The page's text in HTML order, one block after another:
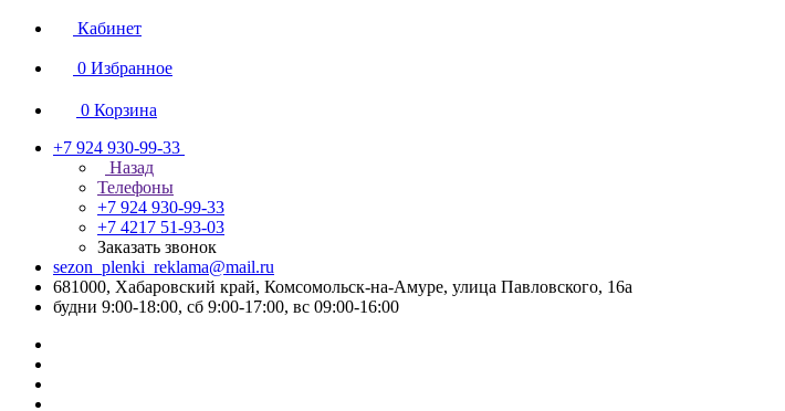
Кабинет
0 Избранное
0 Корзина
+7 924 930-99-33
Назад
Телефоны
+7 924 930-99-33
+7 4217 51-93-03
Заказать звонок
sezon_plenki_reklama@mail.ru
681000, Хабаровский край, Комсомольск-на-Амуре, улица Павловского, 16а
будни 9:00-18:00, сб 9:00-17:00, вс 09:00-16:00